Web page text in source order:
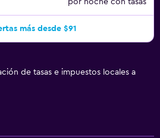
por noche con tasas
más desde $91
de tasas e impuestos locales a